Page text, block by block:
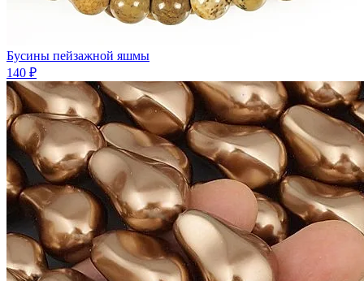
Бусины пейзажной яшмы
140 ₽